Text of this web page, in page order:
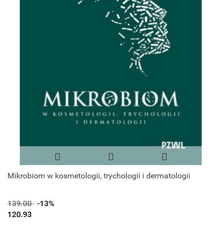
Mikrobiom w kosmetologii, trychologii i dermatologii
139.00 -13%
120.93